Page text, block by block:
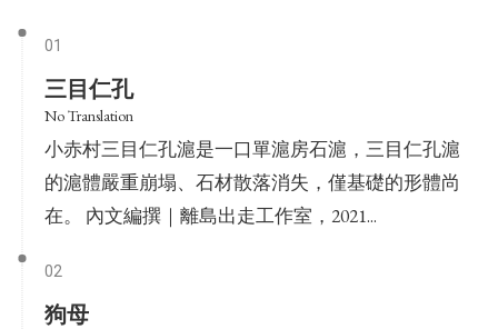
01
三目仁孔
No Translation
小赤村三目仁孔滬是一口單滬房石滬，三目仁孔滬
的滬體嚴重崩塌、石材散落消失，僅基礎的形體尚
在。 內文編撰｜離島出走工作室，2021...
02
狗母